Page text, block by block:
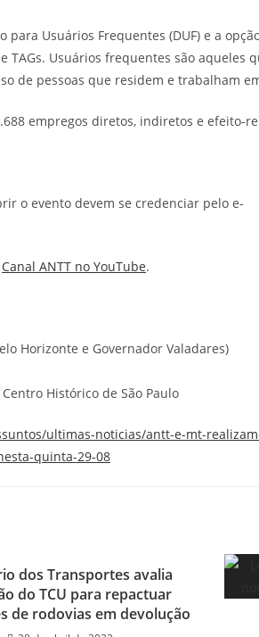
para Usuários Frequentes (DUF) e a
TAGs. Usuários frequentes são aqueles
de pessoas que residem e trabalham
empregos diretos, indiretos e efeito-
o evento devem se credenciar pelo e-
Canal ANTT no YouTube.
Horizonte e Governador Valadares)
Histórico de São Paulo
ultimas-noticias/antt-e-mt-
quinta-29-08
dos Transportes avalia
do TCU para repactuar
de rodovias em devolução